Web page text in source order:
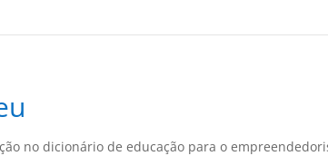
no dicionário de educação para o